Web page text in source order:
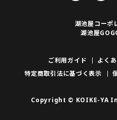
湖池屋コーポ
湖池屋
ご利用ガイド よく
特定商取引法に基づく表示
Copyright © KOIKE-YA